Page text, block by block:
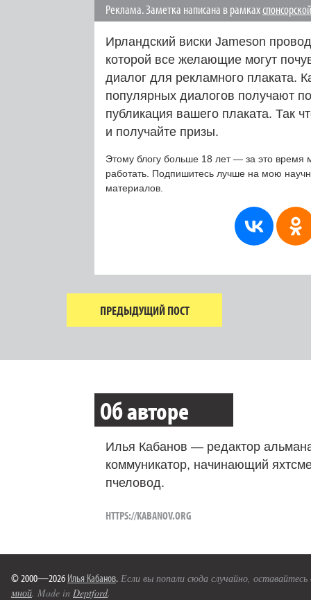
Реклама. Заметка написана в рамках
Ирландский виски Jameson
которой все желающие могут
диалог для рекламного плаката.
популярных диалогов получают
публикация вашего плаката. Так
и получайте призы.
Этому блогу больше 18 лет — за это время
работать. Подпишитесь лучше на мою
материалов.
ПРЕДЫДУЩИЙ ПОСТ
Об авторе
Илья Кабанов — редактор
коммуникатор, начинающий
пчеловод.
HTTPS://KABANOV.ORG
© 2000—2026 Илья Кабанов. Если вы попали сюда случайно,
мной. Made in Deptford.